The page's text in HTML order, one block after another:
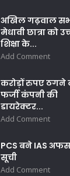
अखिल गढ़वाल
मेधावी छात्रा को
शिक्षा के...
Add Comment
करोड़ों रुपए ठगने
फर्जी कंपनी की
डायरेक्टर...
Add Comment
PCS बने IAS
सूची
Add Comment